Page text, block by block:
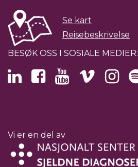
Se kart
Reisebeskrivelse
BESØK OSS I SOSIALE MEDIER:
Vi er en del av